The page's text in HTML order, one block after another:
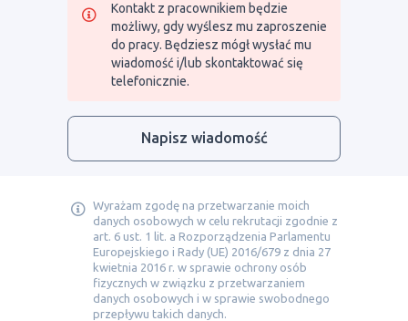
Kontakt z pracownikiem będzie
możliwy, gdy wyślesz mu zaproszenie
do pracy. Będziesz mógł wysłać mu
wiadomość i/lub skontaktować się
telefonicznie.
Napisz wiadomość
Wyrażam zgodę na przetwarzanie moich
danych osobowych w celu rekrutacji zgodnie z
art. 6 ust. 1 lit. a Rozporządzenia Parlamentu
Europejskiego i Rady (UE) 2016/679 z dnia 27
kwietnia 2016 r. w sprawie ochrony osób
fizycznych w związku z przetwarzaniem
danych osobowych i w sprawie swobodnego
przepływu takich danych.